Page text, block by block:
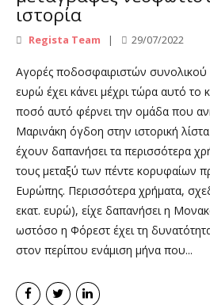
ιστορία
Regista Team 29/07/2022
Αγορές ποδοσφαιριστών συνολικού
ευρώ έχει κάνει μέχρι τώρα αυτό το
ποσό αυτό φέρνει την ομάδα που
Μαρινάκη όγδοη στην ιστορική
έχουν δαπανήσει τα περισσότερα
τους μεταξύ των πέντε κορυφαίων
Ευρώπης. Περισσότερα χρήματα,
εκατ. ευρώ), είχε δαπανήσει η
ωστόσο η Φόρεστ έχει τη
στον περίπου ενάμιση μήνα που...